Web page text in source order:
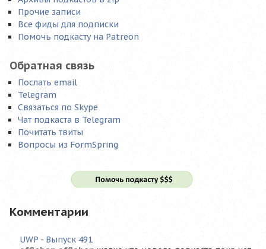
Прочие записи
Все фиды для подписки
Помочь подкасту на Patreon
Обратная связь
Послать email
Telegram
Связаться по Skype
Чат подкаста в Telegram
Почитать твиты
Вопросы из FormSpring
Комментарии
UWP - Выпуск 491